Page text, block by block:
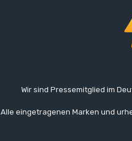
Wir sind Pressemitglied im
Alle eingetragenen Marken und